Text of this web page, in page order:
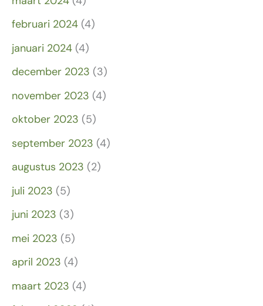
februari 2024 (4)
januari 2024 (4)
december 2023 (3)
november 2023 (4)
oktober 2023 (5)
september 2023 (4)
augustus 2023 (2)
juli 2023 (5)
juni 2023 (3)
mei 2023 (5)
april 2023 (4)
maart 2023 (4)